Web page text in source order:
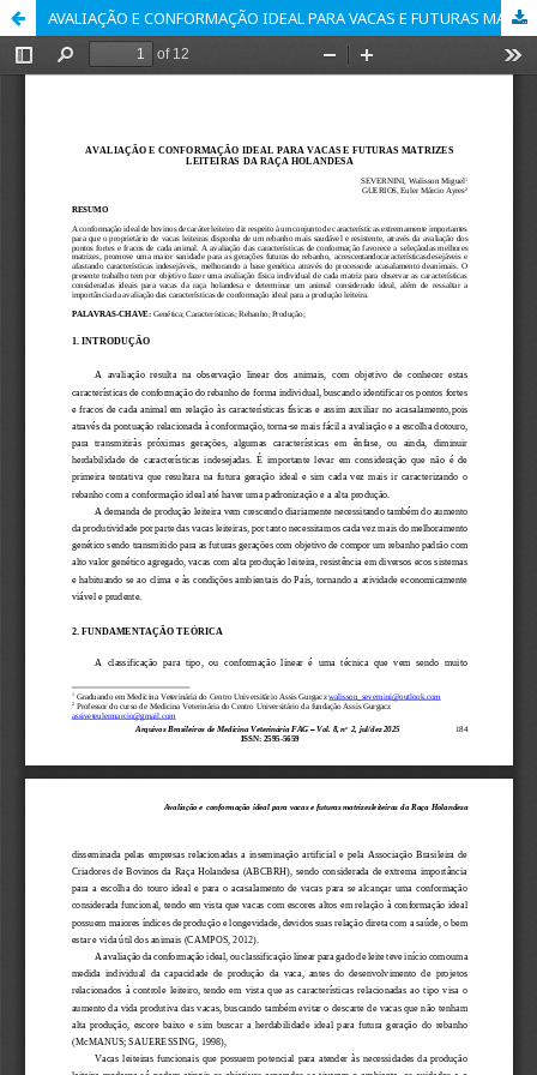
AVALIAÇÃO E CONFORMAÇÃO IDEAL PARA VACAS E FUTURAS MATRIZES LEITEIRAS DA RAÇA HOLANDESA